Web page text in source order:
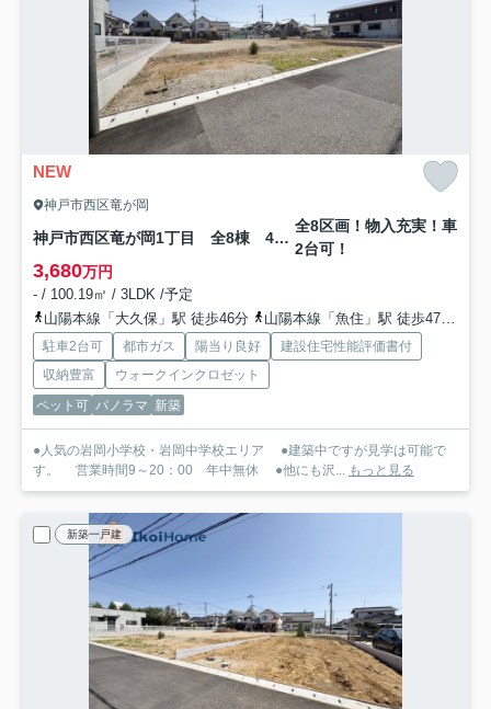
NEW
神戸市西区竜が岡
神戸市西区竜が岡1丁目 全8棟 4号棟 新築戸建
全8区画！物入充実！車
2台可！
3,680万円
- / 100.19㎡ / 3LDK /予定
山陽本線「大久保」駅 徒歩46分
山陽本線「魚住」駅 徒歩47分
駐車2台可 都市ガス 陽当り良好
建設住宅性能評価書付
収納豊富
ウォークインクロゼット
ペット可 パノラマ 新築
●人気の岩岡小学校・岩岡中学校エリア ●建築中ですが見学は可能で
す。 営業時間9～20：00 年中無休 ●他にも沢... もっと見る
新築一戸建